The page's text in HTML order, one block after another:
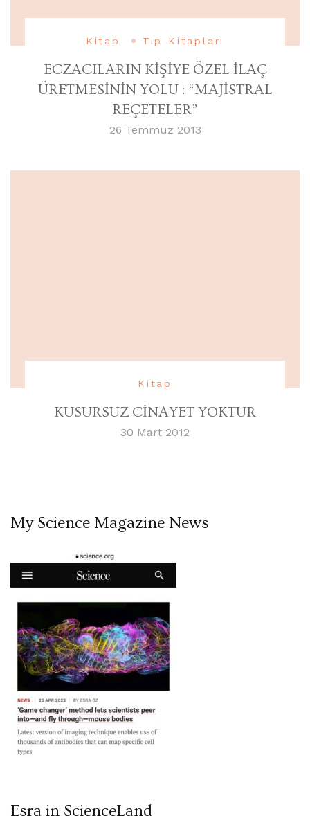
Kitap Tıp Kitapları
ECZACILARIN KİŞİYE ÖZEL İLAÇ
ÜRETMESİNİN YOLU : “MAJİSTRAL
REÇETELER”
26 Temmuz 2013
Kitap
KUSURSUZ CİNAYET YOKTUR
30 Mart 2012
My Science Magazine News
Esra in ScienceLand